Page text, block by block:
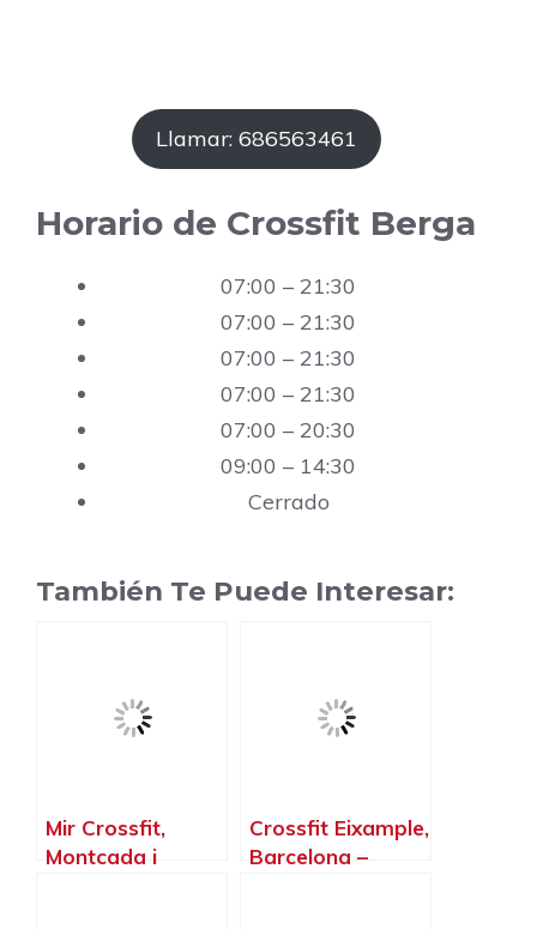
Llamar: 686563461
Horario de Crossfit Berga
07:00 – 21:30
07:00 – 21:30
07:00 – 21:30
07:00 – 21:30
07:00 – 20:30
09:00 – 14:30
Cerrado
También Te Puede Interesar:
Mir Crossfit,
Montcada i
Crossfit Eixample,
Barcelona –